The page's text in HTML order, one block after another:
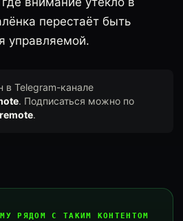
перестаёт быть
управляемой.
в Telegram-канале
. Подписаться можно по
.
РЯДОМ С ТАКИМ КОНТЕНТОМ